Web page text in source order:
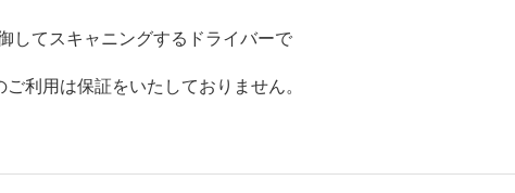
してスキャニングするドライバーで
利用は保証をいたしておりません。